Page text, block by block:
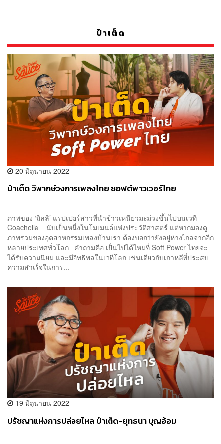
ป๋าเต็ด
20 มิถุนายน 2022
ป๋าเต็ด วิพากษ์วงการเพลงไทย ซอฟต์พาวเวอร์ไทย
ภาพของ ‘มิลลิ’ แรปเปอร์สาวที่นำข้าวเหนียวมะม่วงขึ้นไปบนเวที
Coachella นับเป็นหนึ่งในโมเมนต์แห่งประวัติศาสตร์ แต่หากมองดู
ภาพรวมของอุตสาหกรรมเพลงบ้านเรา ต้องบอกว่ายังอยู่ห่างไกลจากอีก
หลายประเทศทั่วโลก คำถามคือ เป็นไปได้ไหมที่ Soft Power ไทยจะ
ได้รับความนิยม และมีอิทธิพลในเวทีโลก เช่นเดียวกับเกาหลีที่ประสบ
ความสำเร็จในการ...
19 มิถุนายน 2022
ปรัชญาแห่งการปล่อยไหล ป๋าเต็ด-ยุทธนา บุญอ้อม